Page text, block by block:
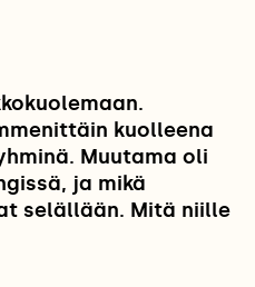
kuolleena
Muutama oli
ja mikä
selällään. Mitä niille